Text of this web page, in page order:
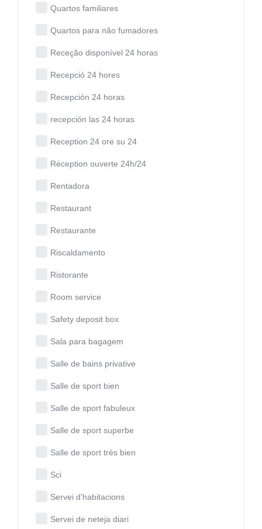
Quartos familiares
Quartos para não fumadores
Receção disponível 24 horas
Recepció 24 hores
Recepción 24 horas
recepción las 24 horas
Reception 24 ore su 24
Réception ouverte 24h/24
Rentadora
Restaurant
Restaurante
Riscaldamento
Ristorante
Room service
Safety deposit box
Sala para bagagem
Salle de bains privative
Salle de sport bien
Salle de sport fabuleux
Salle de sport superbe
Salle de sport très bien
Sci
Servei d'habitacions
Servei de neteja diari